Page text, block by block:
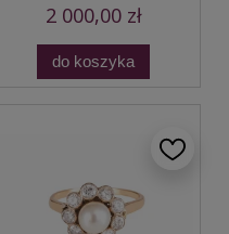
2 000,00 zł
do koszyka